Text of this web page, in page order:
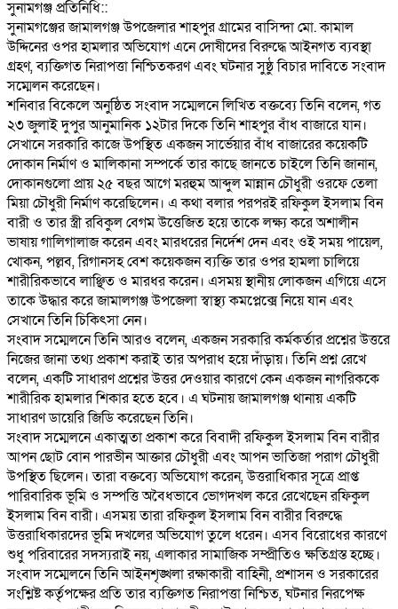
‎সুনামগঞ্জ প্রতিনিধি::
‎সুনামগঞ্জের জামালগঞ্জ উপজেলার শাহপুর গ্রামের বাসিন্দা মো. কামাল
উদ্দিনের ওপর হামলার অভিযোগ এনে দোষীদের বিরুদ্ধে আইনগত ব্যবস্থা
গ্রহণ, ব্যক্তিগত নিরাপত্তা নিশ্চিতকরণ এবং ঘটনার সুষ্ঠু বিচার দাবিতে সংবাদ
সম্মেলন করেছেন।
‎শনিবার বিকেলে অনুষ্ঠিত সংবাদ সম্মেলনে লিখিত বক্তব্যে তিনি বলেন, গত
২৩ জুলাই দুপুর আনুমানিক ১২টার দিকে তিনি শাহপুর বাঁধ বাজারে যান।
সেখানে সরকারি কাজে উপস্থিত একজন সার্ভেয়ার বাঁধ বাজারের কয়েকটি
দোকান নির্মাণ ও মালিকানা সম্পর্কে তার কাছে জানতে চাইলে তিনি জানান,
দোকানগুলো প্রায় ২৫ বছর আগে মরহুম আব্দুল মান্নান চৌধুরী ওরফে তেলা
মিয়া চৌধুরী নির্মাণ করেছিলেন। এ কথা বলার পরপরই রফিকুল ইসলাম বিন
বারী ও তার স্ত্রী রবিকুল বেগম উত্তেজিত হয়ে তাকে লক্ষ্য করে অশালীন
ভাষায় গালিগালাজ করেন এবং মারধরের নির্দেশ দেন এবং ওই সময় পায়েল,
খোকন, পল্লব, রিগানসহ বেশ কয়েকজন ব্যক্তি তার ওপর হামলা চালিয়ে
শারীরিকভাবে লাঞ্ছিত ও মারধর করেন। এসময় স্থানীয় লোকজন এগিয়ে এসে
তাকে উদ্ধার করে জামালগঞ্জ উপজেলা স্বাস্থ্য কমপ্লেক্সে নিয়ে যান এবং
সেখানে তিনি চিকিৎসা নেন।
‎সংবাদ সম্মেলনে তিনি আরও বলেন, একজন সরকারি কর্মকর্তার প্রশ্নের উত্তরে
নিজের জানা তথ্য প্রকাশ করাই তার অপরাধ হয়ে দাঁড়ায়। তিনি প্রশ্ন রেখে
বলেন, একটি সাধারণ প্রশ্নের উত্তর দেওয়ার কারণে কেন একজন নাগরিককে
শারীরিক হামলার শিকার হতে হবে। এ ঘটনায় জামালগঞ্জ থানায় একটি
সাধারণ ডায়েরি জিডি করেছেন তিনি।
‎সংবাদ সম্মেলনে একাত্মতা প্রকাশ করে বিবাদী রফিকুল ইসলাম বিন বারীর
আপন ছোট বোন পারভীন আক্তার চৌধুরী এবং আপন ভাতিজা পরাগ চৌধুরী
উপস্থিত ছিলেন। তারা বক্তব্যে অভিযোগ করেন, উত্তরাধিকার সূত্রে প্রাপ্ত
পারিবারিক ভূমি ও সম্পত্তি অবৈধভাবে ভোগদখল করে রেখেছেন রফিকুল
ইসলাম বিন বারী। এসময় তারা রফিকুল ইসলাম বিন বারীর বিরুদ্ধে
উত্তরাধিকারদের ভূমি দখলের অভিযোগ তুলে ধরেন। এসব বিরোধের কারণে
শুধু পরিবারের সদস্যরাই নয়, এলাকার সামাজিক সম্প্রীতিও ক্ষতিগ্রস্ত হচ্ছে।
‎সংবাদ সম্মেলনে তিনি আইনশৃঙ্খলা রক্ষাকারী বাহিনী, প্রশাসন ও সরকারের
সংশ্লিষ্ট কর্তৃপক্ষের প্রতি তার ব্যক্তিগত নিরাপত্তা নিশ্চিত, ঘটনার নিরপেক্ষ